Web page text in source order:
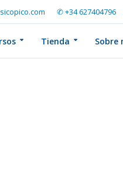
✆ +34 627404796
Tienda Sobre